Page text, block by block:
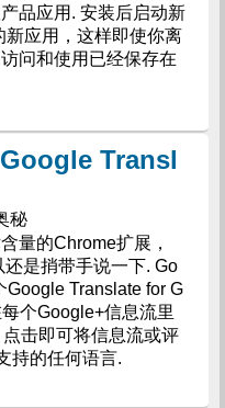
品应用. 安装后启动新
新应用，这样即使你离
问和使用已经保存在
Transl
秘
量的Chrome扩展，
是捎带手说一下. Go
Translate for G
个Google+信息流里
击即可将信息流或评
持的任何语言.